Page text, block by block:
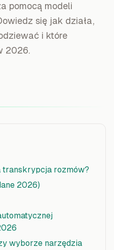
pomocą modeli
się jak działa,
i które
2026.
transkrypcja rozmów?
2026)
wyborze narzędzia